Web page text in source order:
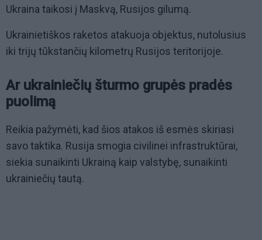
Ukraina taikosi į Maskvą, Rusijos gilumą.
Ukrainietiškos raketos atakuoja objektus, nutolusius
iki trijų tūkstančių kilometrų Rusijos teritorijoje.
Ar ukrainiečių šturmo grupės pradės
puolimą
Reikia pažymėti, kad šios atakos iš esmės skiriasi
savo taktika. Rusija smogia civilinei infrastruktūrai,
siekia sunaikinti Ukrainą kaip valstybę, sunaikinti
ukrainiečių tautą.